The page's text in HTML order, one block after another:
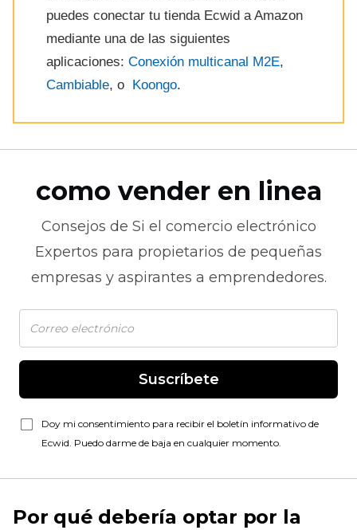
puedes conectar tu tienda Ecwid a Amazon
mediante una de las siguientes
aplicaciones: Conexión multicanal M2E,
Cambiable, o Koongo.
como vender en linea
Consejos de Si el comercio electrónico
Expertos para propietarios de pequeñas
empresas y aspirantes a emprendedores.
Suscríbete
Doy mi consentimiento para recibir el boletín informativo de
Ecwid. Puedo darme de baja en cualquier momento.
Por qué debería optar por la